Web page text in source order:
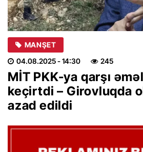
MANŞET
04.08.2025- 14:30 245
MİT PKK-ya qarşı
keçirtdi – Girovluqda
azad edildi